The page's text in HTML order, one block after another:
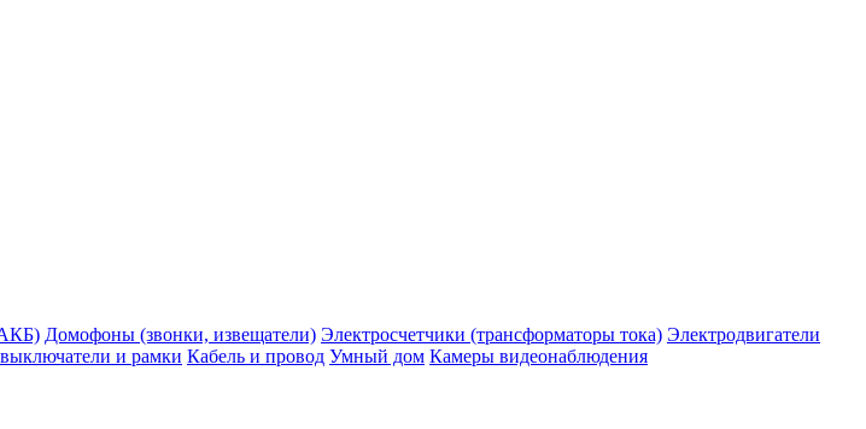
Домофоны (звонки, извещатели) Электросчетчики (трансформаторы тока) Электродвигатели
и рамки Кабель и провод Умный дом Камеры видеонаблюдения